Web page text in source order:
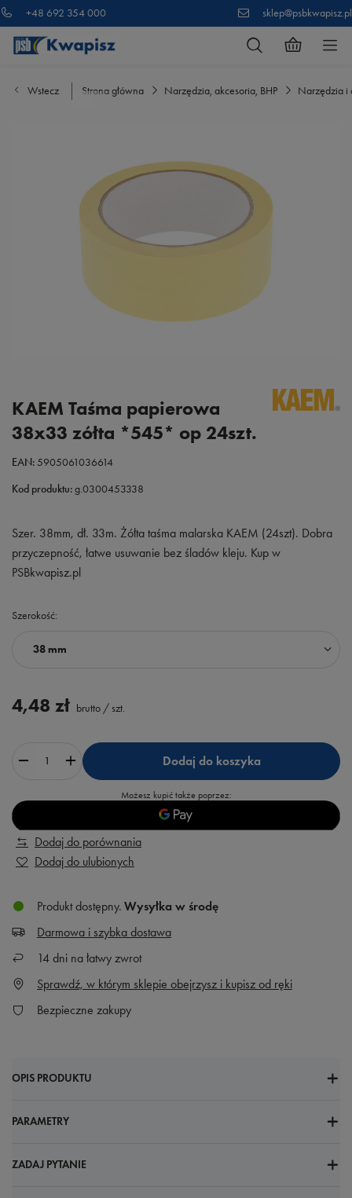
+48 692 354 000 sklep@psbkwapisz.pl
Wstecz Strona główna Narzędzia, akcesoria, BHP Narzędzia i
KAEM Taśma papierowa
38x33 zółta *545* op 24szt.
EAN:5905061036614
Kod produktu:g.0300453338
Szer. 38mm, dł. 33m. Żółta taśma malarska KAEM (24szt). Dobra
przyczepność, łatwe usuwanie bez śladów kleju. Kup w
PSBkwapisz.pl
Szerokość
38 mm
4,48 zł brutto / szt.
Dodaj do koszyka
Możesz kupić także poprzez:
Dodaj do porównania
Dodaj do ulubionych
Produkt dostępny Wysyłka w środę
Darmowa i szybka dostawa
14 dni na łatwy zwrot
Sprawdź, w którym sklepie obejrzysz i kupisz od ręki
Bezpieczne zakupy
OPIS PRODUKTU
PARAMETRY
ZADAJ PYTANIE